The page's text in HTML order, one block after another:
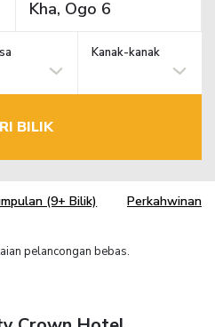
Kanak-kanak
BILIK
(9+ Bilik) Perkahwinan
pelancongan bebas.